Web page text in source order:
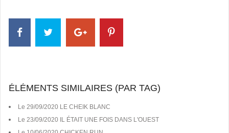
ÉLÉMENTS SIMILAIRES (PAR TAG)
Le 29/09/2020 LE CHEIK BLANC
Le 23/09/2020 IL ÉTAIT UNE FOIS DANS L'OUEST